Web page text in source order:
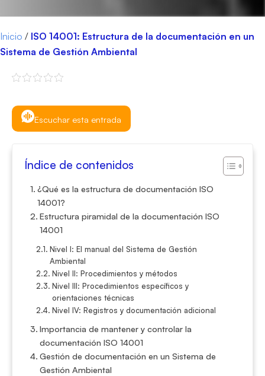
Inicio / ISO 14001: Estructura de la documentación en un
Sistema de Gestión Ambiental
Escuchar esta entrada
Índice de contenidos
¿Qué es la estructura de documentación ISO
14001?
Estructura piramidal de la documentación ISO
14001
Nivel I: El manual del Sistema de Gestión
Ambiental
Nivel II: Procedimientos y métodos
Nivel III: Procedimientos específicos y
orientaciones técnicas
Nivel IV: Registros y documentación adicional
Importancia de mantener y controlar la
documentación ISO 14001
Gestión de documentación en un Sistema de
Gestión Ambiental